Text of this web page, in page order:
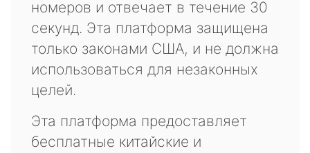
номеров и отвечает в течение 30
секунд. Эта платформа защищена
только законами США, и не должна
использоваться для незаконных
целей.
Эта платформа предоставляет
бесплатные китайские и